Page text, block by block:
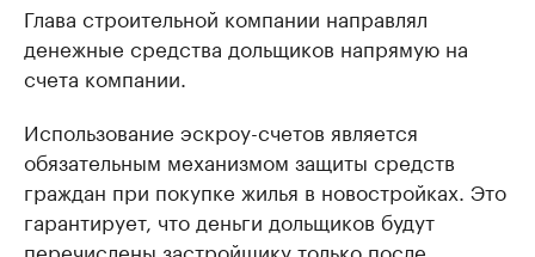
Глава строительной компании направлял
денежные средства дольщиков напрямую на
счета компании.
Использование эскроу-счетов является
обязательным механизмом защиты средств
граждан при покупке жилья в новостройках. Это
гарантирует, что деньги дольщиков будут
перечислены застройщику только после